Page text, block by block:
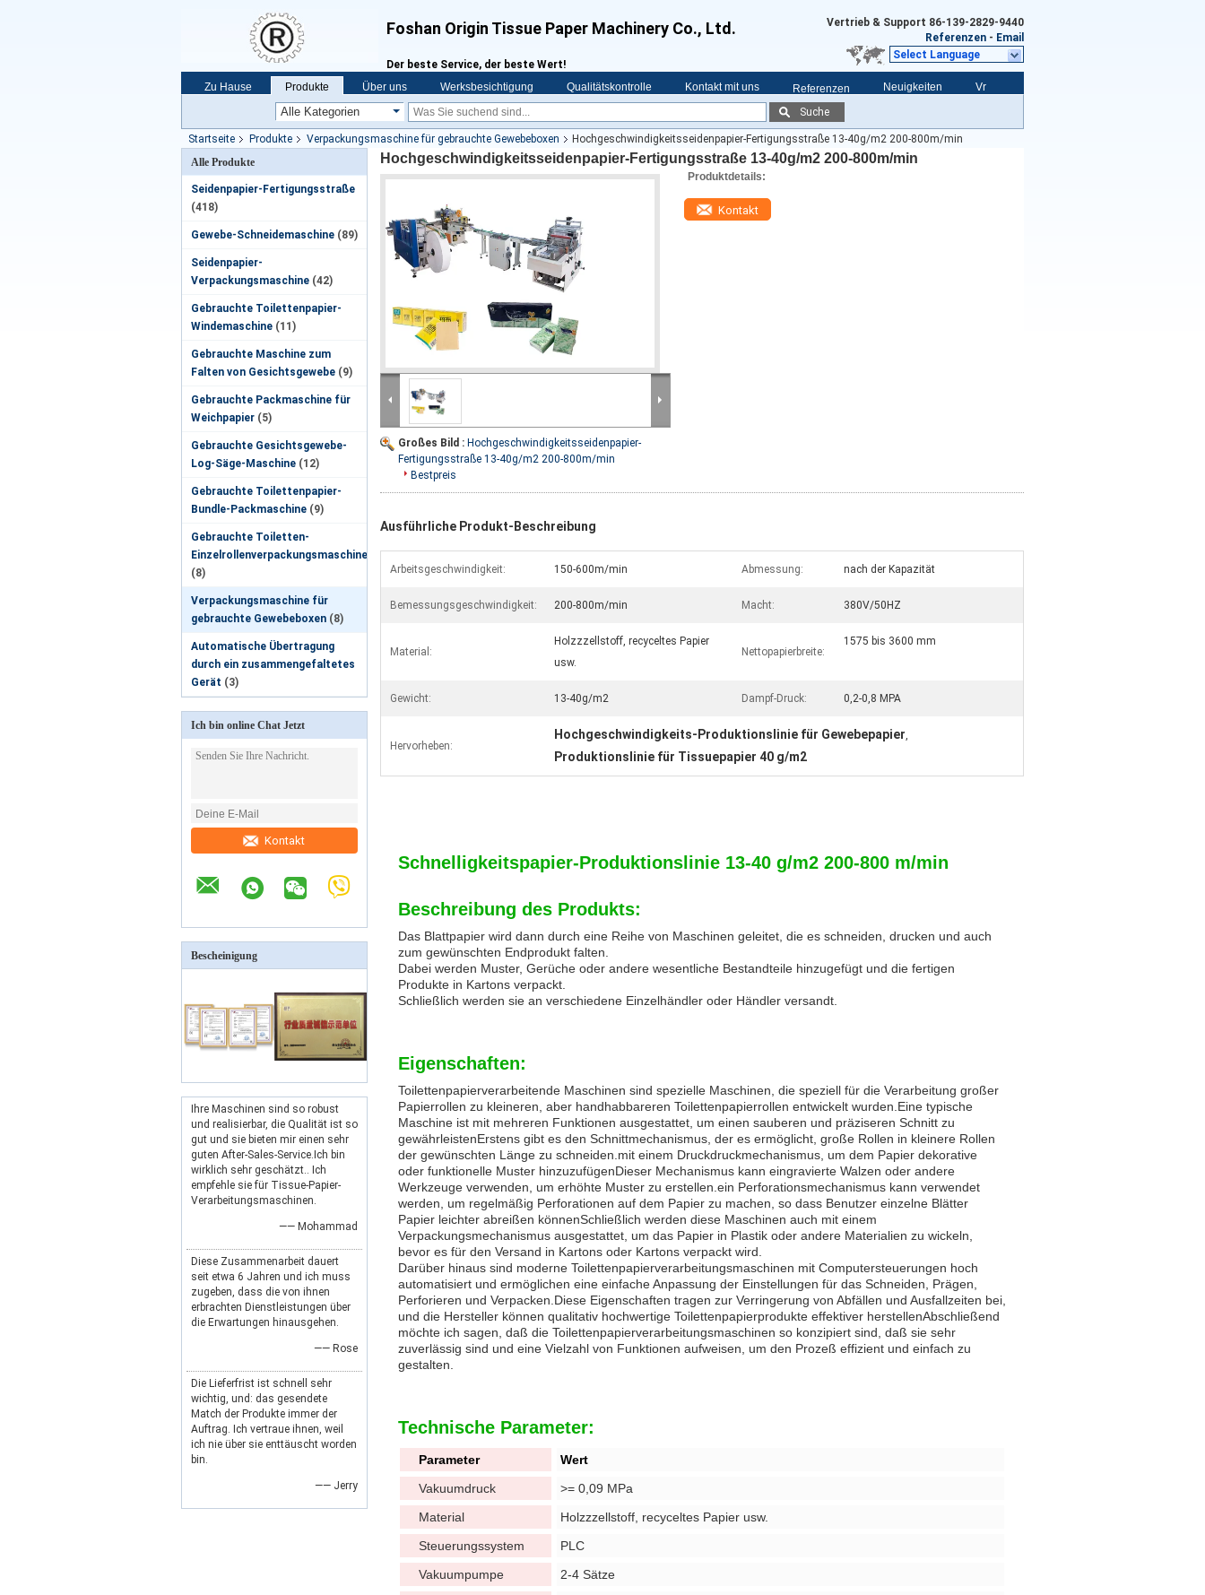
Foshan Origin Tissue Paper Machinery Co., Ltd.
Der beste Service, der beste Wert!
Vertrieb & Support 86-139-2829-9440
Referenzen - Email
Select Language
Zu Hause Produkte Über uns Werksbesichtigung Qualitätskontrolle Kontakt mit uns Referenzen Neuigkeiten
Vr
Suche
Startseite Produkte Verpackungsmaschine für gebrauchte Gewebeboxen
Hochgeschwindigkeitsseidenpapier-Fertigungsstraße 13-40g/m2 200-800m/min
Alle Produkte
Seidenpapier-Fertigungsstraße
(418)
Gewebe-Schneidemaschine (89)
Seidenpapier-
Verpackungsmaschine (42)
Gebrauchte Toilettenpapier-
Windemaschine (11)
Gebrauchte Maschine zum
Falten von Gesichtsgewebe (9)
Gebrauchte Packmaschine für
Weichpapier (5)
Gebrauchte Gesichtsgewebe-
Log-Säge-Maschine (12)
Gebrauchte Toilettenpapier-
Bundle-Packmaschine (9)
Gebrauchte Toiletten-
Einzelrollenverpackungsmaschine
(8)
Verpackungsmaschine für
gebrauchte Gewebeboxen (8)
Automatische Übertragung
durch ein zusammengefaltetes
Gerät (3)
Ich bin online Chat Jetzt
Kontakt
Bescheinigung
Ihre Maschinen sind so robust
und realisierbar, die Qualität ist so
gut und sie bieten mir einen sehr
guten After-Sales-Service.Ich bin
wirklich sehr geschätzt.. Ich
empfehle sie für Tissue-Papier-
Verarbeitungsmaschinen.
—— Mohammad
Diese Zusammenarbeit dauert
seit etwa 6 Jahren und ich muss
zugeben, dass die von ihnen
erbrachten Dienstleistungen über
die Erwartungen hinausgehen.
—— Rose
Die Lieferfrist ist schnell sehr
wichtig, und: das gesendete
Match der Produkte immer der
Auftrag. Ich vertraue ihnen, weil
ich nie über sie enttäuscht worden
bin.
—— Jerry
Hochgeschwindigkeitsseidenpapier-Fertigungsstraße 13-40g/m2 200-800m/min
Großes Bild : Hochgeschwindigkeitsseidenpapier-
Fertigungsstraße 13-40g/m2 200-800m/min
Bestpreis
Produktdetails:
Kontakt
Ausführliche Produkt-Beschreibung
Arbeitsgeschwindigkeit: 150-600m/min Abmessung: nach der Kapazität
Bemessungsgeschwindigkeit: 200-800m/min Macht: 380V/50HZ
Material:
Holzzzellstoff, recyceltes Papier
usw.
Nettopapierbreite:
1575 bis 3600 mm
Gewicht: 13-40g/m2 Dampf-Druck: 0,2-0,8 MPA
Hervorheben:
Hochgeschwindigkeits-Produktionslinie für Gewebepapier,
Produktionslinie für Tissuepapier 40 g/m2
Schnelligkeitspapier-Produktionslinie 13-40 g/m2 200-800 m/min
Beschreibung des Produkts:
Das Blattpapier wird dann durch eine Reihe von Maschinen geleitet, die es schneiden, drucken und auch
zum gewünschten Endprodukt falten.
Dabei werden Muster, Gerüche oder andere wesentliche Bestandteile hinzugefügt und die fertigen
Produkte in Kartons verpackt.
Schließlich werden sie an verschiedene Einzelhändler oder Händler versandt.
Eigenschaften:
Toilettenpapierverarbeitende Maschinen sind spezielle Maschinen, die speziell für die Verarbeitung großer
Papierrollen zu kleineren, aber handhabbareren Toilettenpapierrollen entwickelt wurden.Eine typische
Maschine ist mit mehreren Funktionen ausgestattet, um einen sauberen und präziseren Schnitt zu
gewährleistenErstens gibt es den Schnittmechanismus, der es ermöglicht, große Rollen in kleinere Rollen
der gewünschten Länge zu schneiden.mit einem Druckdruckmechanismus, um dem Papier dekorative
oder funktionelle Muster hinzuzufügenDieser Mechanismus kann eingravierte Walzen oder andere
Werkzeuge verwenden, um erhöhte Muster zu erstellen.ein Perforationsmechanismus kann verwendet
werden, um regelmäßig Perforationen auf dem Papier zu machen, so dass Benutzer einzelne Blätter
Papier leichter abreißen könnenSchließlich werden diese Maschinen auch mit einem
Verpackungsmechanismus ausgestattet, um das Papier in Plastik oder andere Materialien zu wickeln,
bevor es für den Versand in Kartons oder Kartons verpackt wird.
Darüber hinaus sind moderne Toilettenpapierverarbeitungsmaschinen mit Computersteuerungen hoch
automatisiert und ermöglichen eine einfache Anpassung der Einstellungen für das Schneiden, Prägen,
Perforieren und Verpacken.Diese Eigenschaften tragen zur Verringerung von Abfällen und Ausfallzeiten bei,
und die Hersteller können qualitativ hochwertige Toilettenpapierprodukte effektiver herstellenAbschließend
möchte ich sagen, daß die Toilettenpapierverarbeitungsmaschinen so konzipiert sind, daß sie sehr
zuverlässig sind und eine Vielzahl von Funktionen aufweisen, um den Prozeß effizient und einfach zu
gestalten.
Technische Parameter:
Parameter
Wert
Vakuumdruck
>= 0,09 MPa
Material
Holzzzellstoff, recyceltes Papier usw.
Steuerungssystem
PLC
Vakuumpumpe
2-4 Sätze